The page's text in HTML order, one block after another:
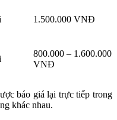
1.500.000 VNĐ
800.000 – 1.600.000
VNĐ
báo giá lại trực tiếp trong
khác nhau.